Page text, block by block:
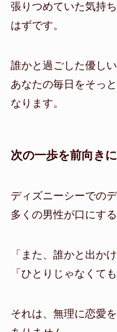
張りつめていた気持
はずです。
誰かと過ごした優しい
あなたの毎日をそっ
なります。
次の一歩を前向き
ディズニーシーでの
多くの男性が口にす
「また、誰かと出か
「ひとりじゃなくて
それは、無理に恋愛